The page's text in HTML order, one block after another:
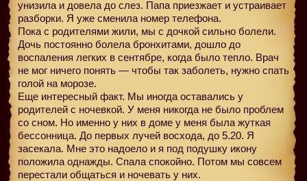
унизила и довела до слез. Папа приезжает и устраивает
разборки. Я уже сменила номер телефона.
Пока с родителями жили, мы с дочкой сильно болели.
Дочь постоянно болела бронхитами, дошло до
воспаления легких в сентябре, когда было тепло. Врач
не мог ничего понять — чтобы так заболеть, нужно спать
голой на морозе.
Еще интересный факт. Мы иногда оставались у
родителей с ночевкой. У меня никогда не было проблем
со сном. Но именно у них в доме у меня была жуткая
бессонница. До первых лучей восхода, до 5.20. Я
засекала. Мне это надоело и я под подушку икону
положила однажды. Спала спокойно. Потом мы совсем
перестали общаться и ночевать у них.